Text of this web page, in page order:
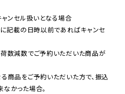
ンセル扱いとなる場合
記載の日時以前であればキャンセ
数減数でご予約いただいた商品が
商品をご予約いただいた方で、振込
かった場合。